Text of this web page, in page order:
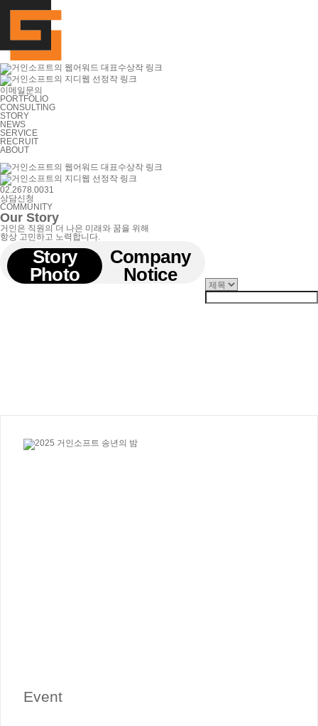
이메일문의
PORTFOLIO
CONSULTING
STORY
NEWS
SERVICE
RECRUIT
ABOUT
02.2678.0031
상담신청
COMMUNITY
Our Story
거인은 직원의 더 나은 미래와 꿈을 위해
항상 고민하고 노력합니다.
Story
Photo
Company
Notice
Event